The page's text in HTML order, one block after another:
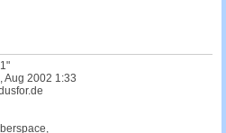
Aug 2002 1:33